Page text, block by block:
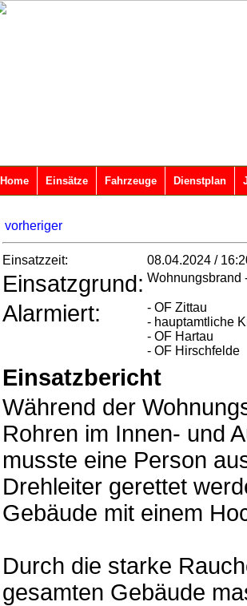
Home Einsätze Fahrzeuge Dienstplan
vorheriger
Einsatzzeit: 08.04.2024 /
Einsatzgrund: Wohnungsbrand
Alarmiert:
- OF Zittau
- hauptamtliche
- OF Hartau
- OF Hirschfelde
Einsatzbericht
Während der
Rohren im Innen- und
musste eine Person
Drehleiter gerettet
Gebäude mit einem
Durch die starke
gesamten Gebäude